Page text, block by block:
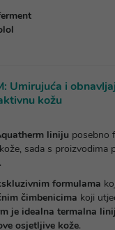
Umirujuća i
kožu
liniju posebno
sada s proizvodima
.
formulama
čimbenicima koji
je idealna termalna
osjetljive kože.